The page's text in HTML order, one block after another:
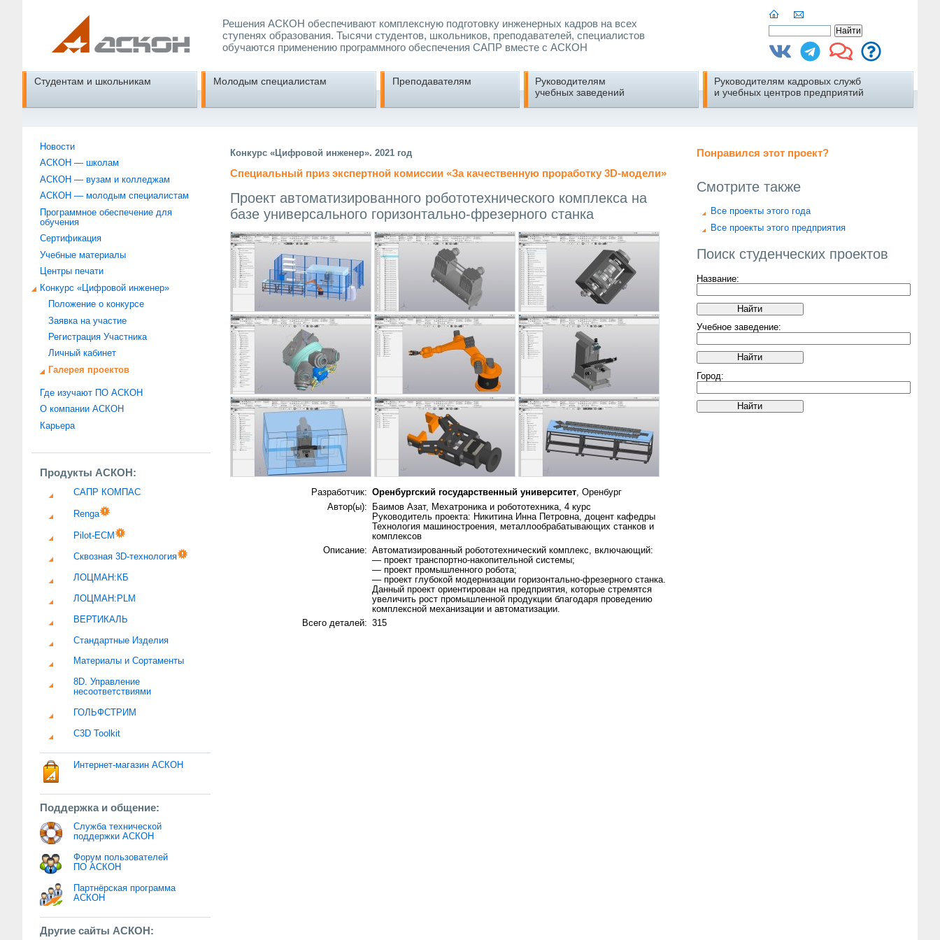
Решения АСКОН обеспечивают комплексную подготовку инженерных кадров на всех
ступенях образования. Тысячи студентов, школьников, преподавателей, специалистов
обучаются применению программного обеспечения САПР вместе с АСКОН
Студентам и школьникам Молодым специалистам Преподавателям
Руководителям
учебных заведений
Руководителям кадровых служб
и учебных центров предприятий
Новости
АСКОН — школам
АСКОН — вузам и колледжам
АСКОН — молодым специалистам
Программное обеспечение для
обучения
Сертификация
Учебные материалы
Центры печати
Конкурс «Цифровой инженер»
Положение о конкурсе
Заявка на участие
Регистрация Участника
Личный кабинет
Галерея проектов
Где изучают ПО АСКОН
О компании АСКОН
Карьера
Продукты АСКОН:
САПР КОМПАС
Renga
Pilot-ECM
Сквозная 3D-технология
ЛОЦМАН:КБ
ЛОЦМАН:PLM
ВЕРТИКАЛЬ
Стандартные Изделия
Материалы и Сортаменты
8D. Управление
несоответствиями
ГОЛЬФСТРИМ
C3D Toolkit
Интернет-магазин АСКОН
Поддержка и общение:
Служба технической
поддержки АСКОН
Форум пользователей
ПО АСКОН
Партнёрская программа
АСКОН
Другие сайты АСКОН:
Понравился этот проект?
Смотрите также
Все проекты этого года
Все проекты этого предприятия
Поиск студенческих проектов
Название:
Учебное заведение:
Город:
Конкурс «Цифровой инженер». 2021 год
Специальный приз экспертной комиссии «За качественную проработку 3D-модели»
Проект автоматизированного робототехнического комплекса на
базе универсального горизонтально-фрезерного станка
Разработчик: Оренбургский государственный университет, Оренбург
Автор(ы):
Баимов Азат, Мехатроника и робототехника, 4 курс
Руководитель проекта: Никитина Инна Петровна, доцент кафедры
Технология машиностроения, металлообрабатывающих станков и
комплексов
Описание: Автоматизированный робототехнический комплекс, включающий:
— проект транспортно-накопительной системы;
— проект промышленного робота;
— проект глубокой модернизации горизонтально-фрезерного станка.
Данный проект ориентирован на предприятия, которые стремятся
увеличить рост промышленной продукции благодаря проведению
комплексной механизации и автоматизации.
Всего деталей: 315